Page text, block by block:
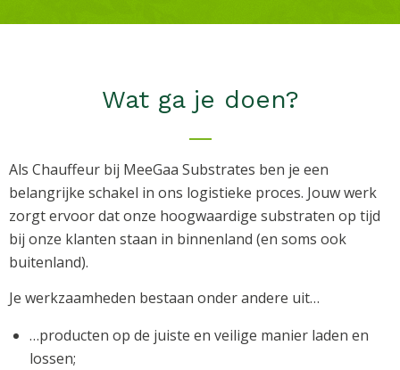
Wat ga je doen?
Als Chauffeur bij MeeGaa Substrates ben je een
belangrijke schakel in ons logistieke proces. Jouw werk
zorgt ervoor dat onze hoogwaardige substraten op tijd
bij onze klanten staan in binnenland (en soms ook
buitenland).
Je werkzaamheden bestaan onder andere uit…
…producten op de juiste en veilige manier laden en
lossen;